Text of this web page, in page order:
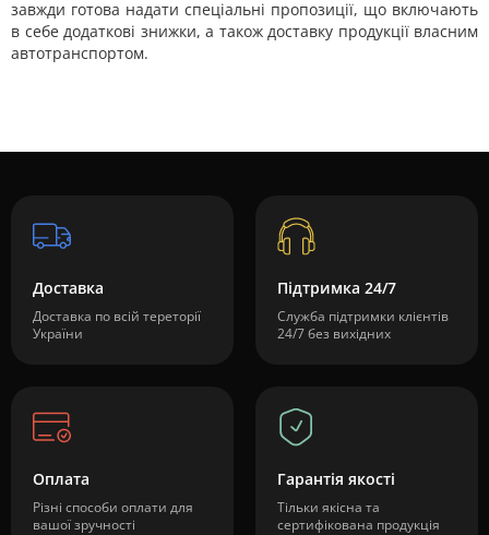
завжди готова надати спеціальні пропозиції, що включають
в себе додаткові знижки, а також доставку продукції власним
автотранспортом.
Доставка
Доставка по всій тереторії
України
Підтримка 24/7
Служба підтримки клієнтів
24/7 без вихідних
Оплата
Різні способи оплати для
вашої зручності
Гарантія якості
Тільки якісна та
сертифікована продукція